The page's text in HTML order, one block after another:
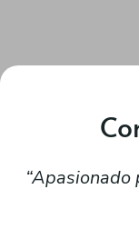
Apasionado